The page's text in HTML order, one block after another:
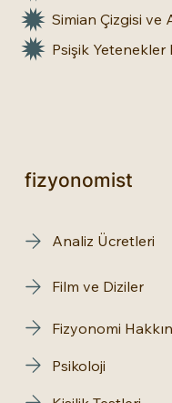
Simian Çizgisi ve
Psişik Yetenekler
fizyonomist
Analiz Ücretleri
Film ve Diziler
Fizyonomi
Psikoloji